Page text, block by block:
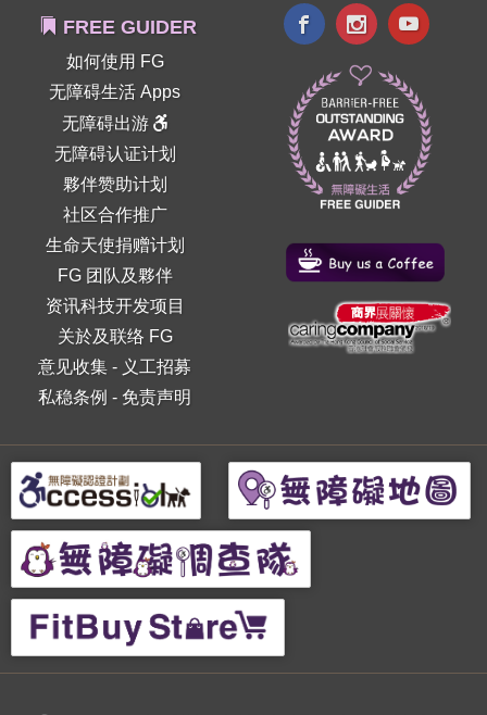
FREE GUIDER
如何使用 FG
无障碍生活 Apps
无障碍出游
无障碍认证计划
夥伴赞助计划
社区合作推广
生命天使捐赠计划
FG 团队及夥伴
资讯科技开发项目
关於及联络 FG
意见收集 - 义工招募
私稳条例 - 免责声明